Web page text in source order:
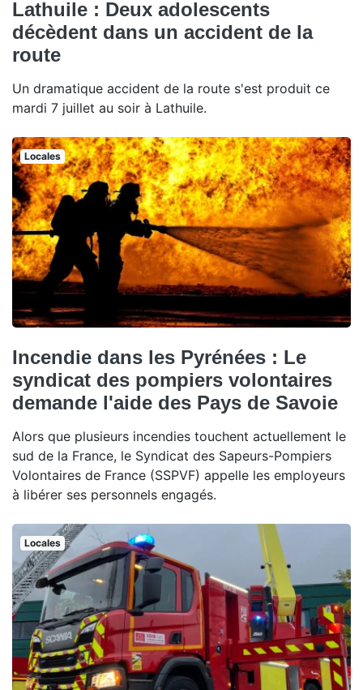
Lathuile : Deux adolescents
décèdent dans un accident de la
route
Un dramatique accident de la route s'est produit ce
mardi 7 juillet au soir à Lathuile.
Locales
Incendie dans les Pyrénées : Le
syndicat des pompiers volontaires
demande l'aide des Pays de Savoie
Alors que plusieurs incendies touchent actuellement le
sud de la France, le Syndicat des Sapeurs-Pompiers
Volontaires de France (SSPVF) appelle les employeurs
à libérer ses personnels engagés.
Locales